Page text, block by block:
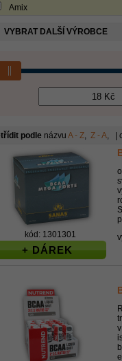
Amix
VYBRAT DALŠÍ VÝROBCE
podle názvu A - Z, Z - A, |
kód: 1301301
+ DÁREK